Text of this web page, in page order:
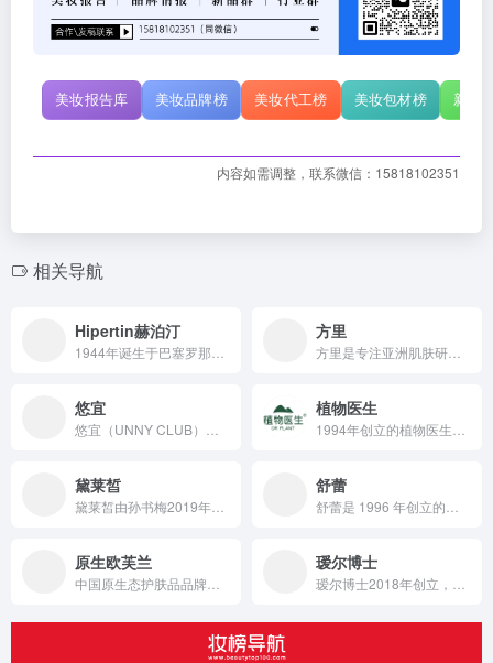
美妆报告库 美妆品牌榜 美妆代工榜 美妆包材榜 新原
内容如需调整，联系微信：15818102351
相关导航
Hipertin赫泊汀 方里
悠宜 植物医生
黛莱皙 舒蕾
原生欧芙兰 瑷尔博士